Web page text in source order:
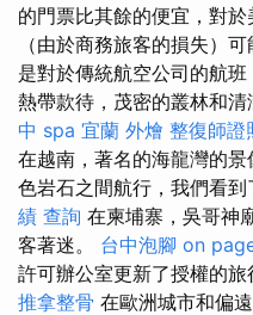
的門票比其餘的便宜，對
（由於商務旅客的損失）
是對於傳統航空公司的航班
熱帶款待，茂密的叢林和
中 spa 宜蘭 外燴 整復師證
在越南，著名的海龍灣的
色岩石之間航行，我們看到
績 查詢 在柬埔寨，吳哥神
客著迷。 台中泡腳 on
許可辦公室更新了授權的旅
推拿整骨 在歐洲城市和偏